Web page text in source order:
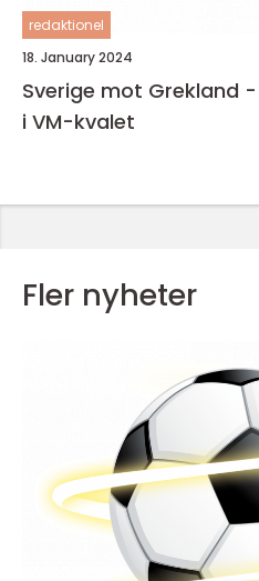
redaktionel
18. January 2024
Sverige mot Grekland
i VM-kvalet
Fler nyheter